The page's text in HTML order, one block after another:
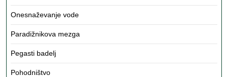
Onesnaževanje vode
Paradižnikova mezga
Pegasti badelj
Pohodništvo